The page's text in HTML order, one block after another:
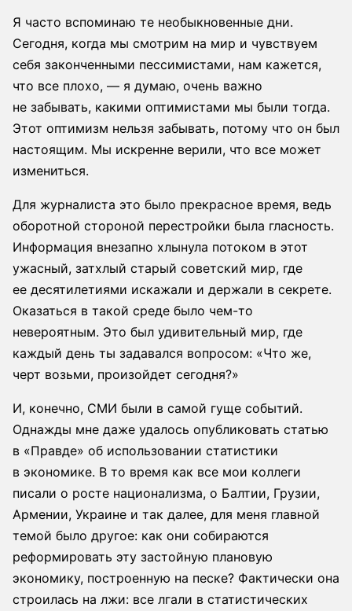
Я часто вспоминаю те необыкновенные дни.
Сегодня, когда мы смотрим на мир и чувствуем
себя законченными пессимистами, нам кажется,
что все плохо, — я думаю, очень важно
не забывать, какими оптимистами мы были тогда.
Этот оптимизм нельзя забывать, потому что он был
настоящим. Мы искренне верили, что все может
измениться.
Для журналиста это было прекрасное время, ведь
оборотной стороной перестройки была гласность.
Информация внезапно хлынула потоком в этот
ужасный, затхлый старый советский мир, где
ее десятилетиями искажали и держали в секрете.
Оказаться в такой среде было чем-то
невероятным. Это был удивительный мир, где
каждый день ты задавался вопросом: «Что же,
черт возьми, произойдет сегодня?»
И, конечно, СМИ были в самой гуще событий.
Однажды мне даже удалось опубликовать статью
в «Правде» об использовании статистики
в экономике. В то время как все мои коллеги
писали о росте национализма, о Балтии, Грузии,
Армении, Украине и так далее, для меня главной
темой было другое: как они собираются
реформировать эту застойную плановую
экономику, построенную на песке? Фактически она
строилась на лжи: все лгали в статистических